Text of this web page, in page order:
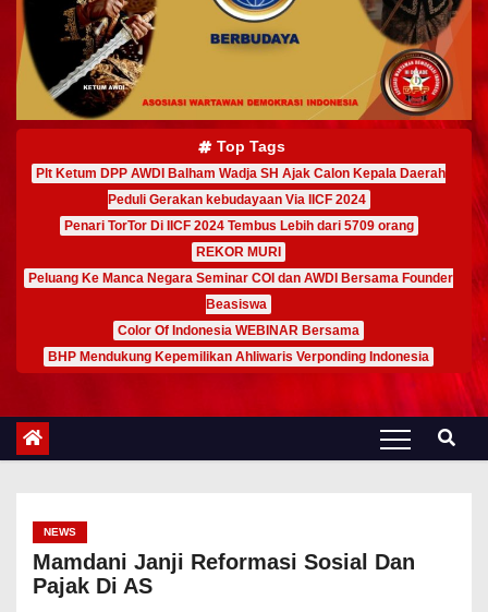
Top Tags
Plt Ketum DPP AWDI Balham Wadja SH Ajak Calon Kepala Daerah
Peduli Gerakan kebudayaan Via IICF 2024
Penari TorTor Di IICF 2024 Tembus Lebih dari 5709 orang
REKOR MURI
Peluang Ke Manca Negara Seminar COI dan AWDI Bersama Founder
Beasiswa
Color Of Indonesia WEBINAR Bersama
BHP Mendukung Kepemilikan Ahliwaris Verponding Indonesia
NEWS
Mamdani Janji Reformasi Sosial Dan
Pajak Di AS